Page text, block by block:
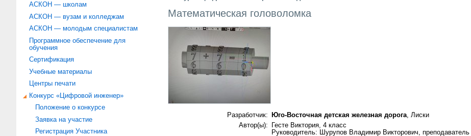
АСКОН — школам
АСКОН — вузам и колледжам
АСКОН — молодым специалистам
Программное обеспечение для
обучения
Сертификация
Учебные материалы
Центры печати
Конкурс «Цифровой инженер»
Положение о конкурсе
Заявка на участие
Регистрация Участника
Математическая головоломка
Разработчик: Юго-Восточная детская железная дорога, Лиски
Автор(ы):
Гесте Виктория, 4 класс
Руководитель: Шурупов Владимир Викторович, преподаватель